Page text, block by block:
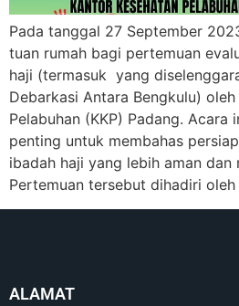
Pada tanggal 27 September
tuan rumah bagi pertemuan
haji (termasuk yang
Debarkasi Antara Bengkulu)
Pelabuhan (KKP) Padang.
penting untuk membahas
ibadah haji yang lebih aman dan
Pertemuan tersebut dihadiri
ALAMAT